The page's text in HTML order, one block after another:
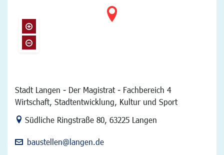
Stadt Langen - Der Magistrat - Fachbereich 4
Wirtschaft, Stadtentwicklung, Kultur und Sport
Link zur Google-Maps Navigation
Südliche Ringstraße 80, 63225 Langen
baustellen@langen.de